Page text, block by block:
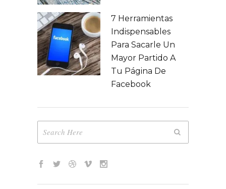
7 Herramientas
Indispensables
Para Sacarle Un
Mayor Partido A
Tu Página De
Facebook